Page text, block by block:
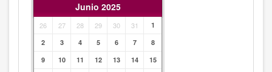
Junio 2025
26 27 28 29 30 31
1
2
3 4 5 6 7
8
9
10 11 12 13 14
15